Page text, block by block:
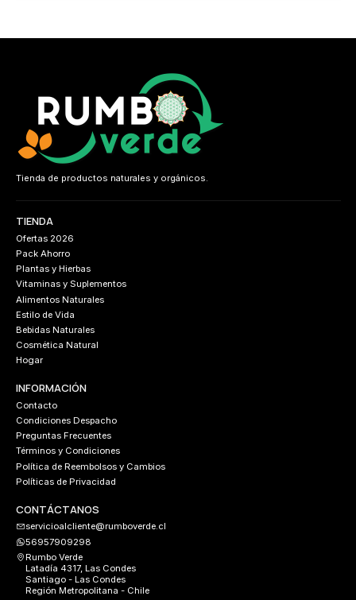
Tienda de productos naturales y orgánicos.
TIENDA
Ofertas 2026
Pack Ahorro
Plantas y Hierbas
Vitaminas y Suplementos
Alimentos Naturales
Estilo de Vida
Bebidas Naturales
Cosmética Natural
Hogar
INFORMACIÓN
Contacto
Condiciones Despacho
Preguntas Frecuentes
Términos y Condiciones
Política de Reembolsos y Cambios
Políticas de Privacidad
CONTÁCTANOS
servicioalcliente@rumboverde.cl
56957909298
Rumbo Verde
Latadía 4317, Las Condes
Santiago - Las Condes
Región Metropolitana - Chile